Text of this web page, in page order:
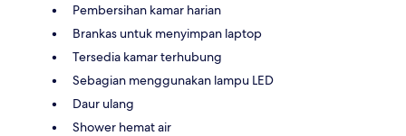
Pembersihan kamar harian
Brankas untuk menyimpan laptop
Tersedia kamar terhubung
Sebagian menggunakan lampu LED
Daur ulang
Shower hemat air